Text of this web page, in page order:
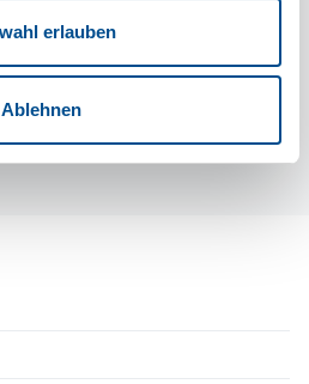
erlauben
AblehnenKanälen